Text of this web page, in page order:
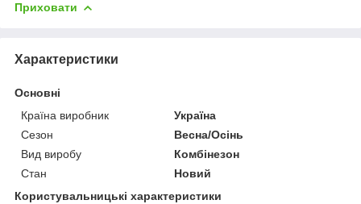
Приховати
Характеристики
Основні
Країна виробник
Україна
Сезон
Весна/Осінь
Вид виробу
Комбінезон
Стан
Новий
Користувальницькі характеристики